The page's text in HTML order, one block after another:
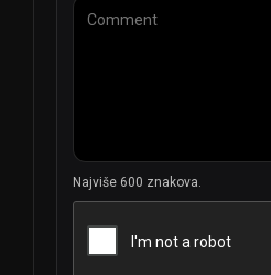
zabavnim i edukativnim
Najviše 600 znakova.